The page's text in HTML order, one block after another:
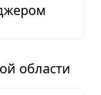
области